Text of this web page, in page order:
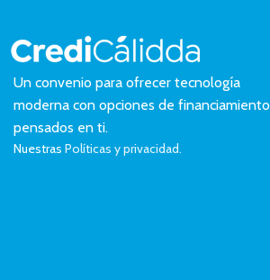
Un convenio para ofrecer tecnología
moderna con opciones de financiamiento
pensados en ti.
Nuestras Políticas y privacidad.